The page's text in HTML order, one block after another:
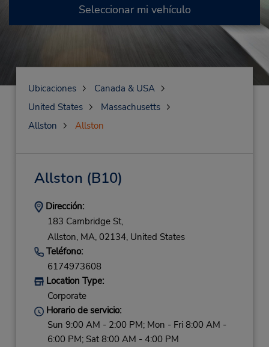
Seleccionar mi vehículo
Ubicaciones
Canada & USA
United States
Massachusetts
Allston
Allston
Allston (B10)
Dirección:
183 Cambridge St,
Allston, MA, 02134, United States
Teléfono:
6174973608
Location Type:
Corporate
Horario de servicio:
Sun 9:00 AM - 2:00 PM; Mon - Fri 8:00 AM -
6:00 PM; Sat 8:00 AM - 4:00 PM